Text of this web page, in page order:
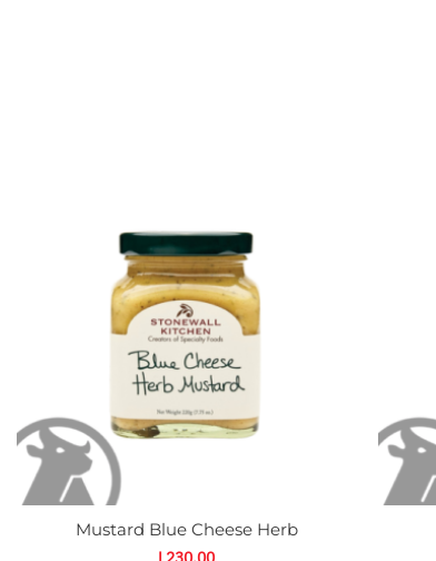
Mustard Blue Cheese Herb
cantidad